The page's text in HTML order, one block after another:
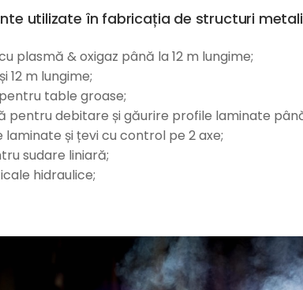
utilizate în fabricația de structuri
plasmă & oxigaz până la 12 m lungime;
12 m lungime;
table groase;
pentru debitare și găurire profile laminate
și țevi cu control pe 2 axe;
sudare liniară;
hidraulice;